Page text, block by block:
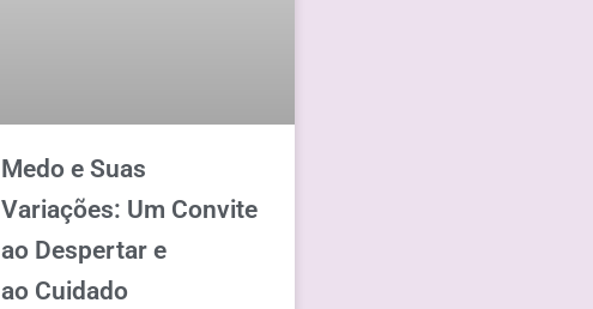
Medo e Suas
Variações: Um Convite
ao Despertar e
ao Cuidado